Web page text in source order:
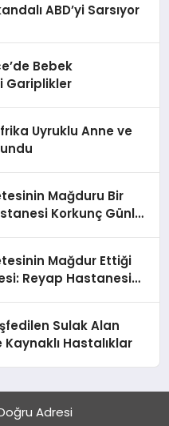
ABD’yi Sarsıyor
Bebek
Gariplikler
Uyruklu Anne ve
Mağduru Bir
Korkunç Günleri
Mağdur Ettiği
Reyap Hastanesi
Sulak Alan
Kaynaklı Hastalıklar
Adresi